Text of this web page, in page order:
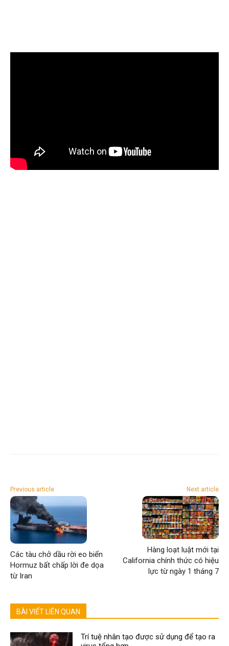
Previous article
Các tàu chở dầu rời eo biển
Hormuz bất chấp lời đe dọa
từ Iran
Next article
Hàng loạt luật mới tại
California chính thức có hiệu
lực từ ngày 1 tháng 7
BÀI VIẾT LIÊN QUAN
Trí tuệ nhân tạo được sử dụng để tạo ra